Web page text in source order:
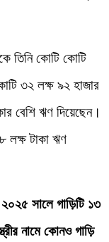
তিনি কোটি কোটি
৩২ লক্ষ ৯২ হাজার
বেশি ঋণ দিয়েছেন।
টাকা ঋণ
সালে গাড়িটি ১৩
নামে কোনও গাড়ি